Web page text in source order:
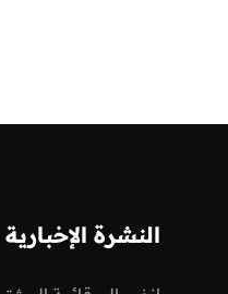
النشرة الإخبارية